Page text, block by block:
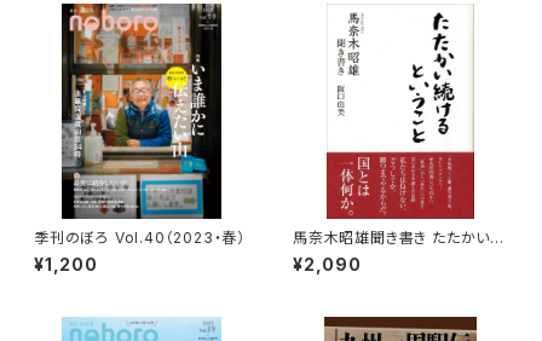
季刊のぼろ Vol.40（2023・春）
¥1,200
馬奈木昭雄聞き書き たたかい続
けるということ
¥2,090